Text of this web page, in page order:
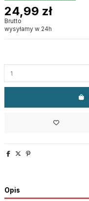
24,99 zł
Brutto
wysyłamy w 24h
Opis